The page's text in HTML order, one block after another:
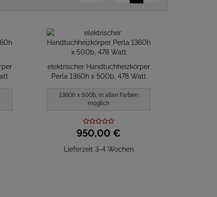
elektrischer Handtuchheizkörper
Perla 1360h x 500b, 478 Watt
1360h x 500b, in allen Farben
möglich
950,00 €
Lieferzeit 3-4 Wochen